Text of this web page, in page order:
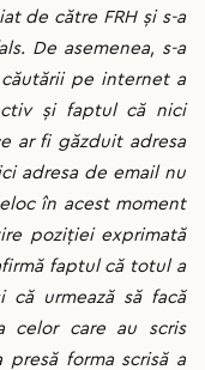
de către FRH și s-a
De asemenea, s-a
pe internet a
și faptul că nici
ar fi găzduit adresa
adresa de email nu
în acest moment
poziției exprimată
faptul că totul a
urmează să facă
celor care au scris
forma scrisă a